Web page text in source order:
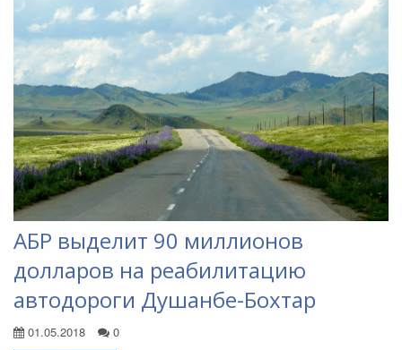
АБР выделит 90 миллионов
долларов на реабилитацию
автодороги Душанбе-Бохтар
01.05.2018 0